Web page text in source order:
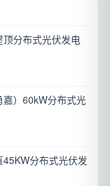
分布式光伏发电
）60kW分布式光
分布式光伏发